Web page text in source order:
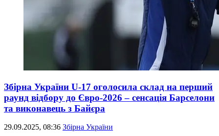
Збірна України U-17 оголосила склад на перший
раунд відбору до Євро-2026 – сенсація Барселони
та виконавець з Байєра
29.09.2025, 08:36 Збірна України